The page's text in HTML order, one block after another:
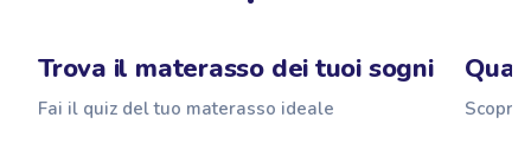
Trova il materasso dei tuoi sogni
Fai il quiz del tuo materasso ideale Scopri